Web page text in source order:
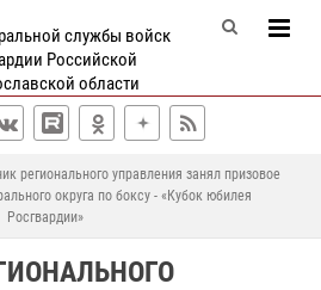
службы войск
Российской
области
регионального управления занял призовое
округа по боксу - «Кубок юбилея
Росгвардии»